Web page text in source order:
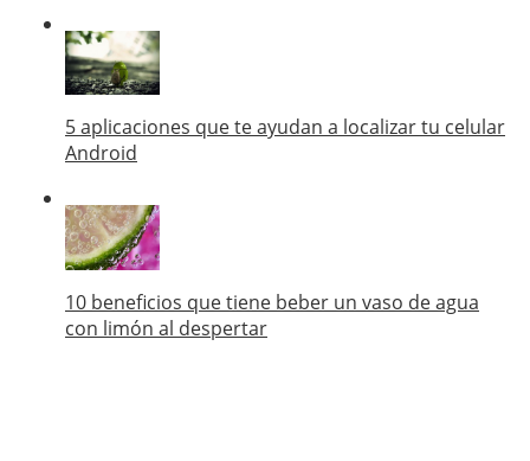
5 aplicaciones que te ayudan a localizar tu celular
Android
10 beneficios que tiene beber un vaso de agua
con limón al despertar